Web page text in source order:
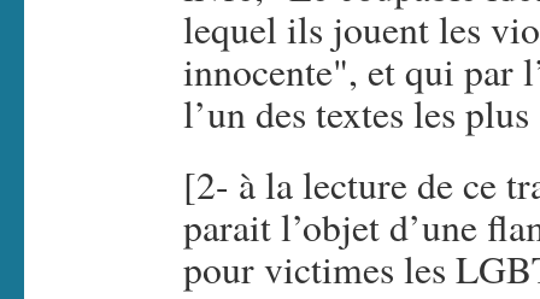
lequel ils jouent les
innocente", et qui par
l’un des textes les
[2- à la lecture de ce
parait l’objet d’une
pour victimes les